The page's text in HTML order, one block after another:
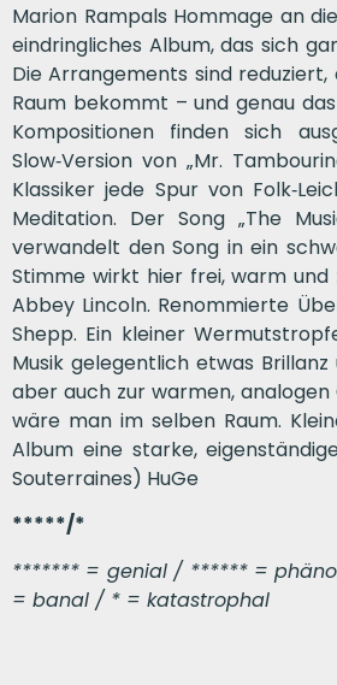
Marion Rampals Hommage an
eindringliches Album, das sich
Die Arrangements sind
Raum bekommt – und genau
Kompositionen finden sich
Slow‑Version von „Mr.
Klassiker jede Spur von
Meditation. Der Song „The
verwandelt den Song in ein
Stimme wirkt hier frei, warm
Abbey Lincoln. Renommierte
Shepp. Ein kleiner
Musik gelegentlich etwas
aber auch zur warmen,
wäre man im selben Raum.
Album eine starke,
Souterraines) HuGe
*****/*
******* = genial / ****** =
= banal / * = katastrophal